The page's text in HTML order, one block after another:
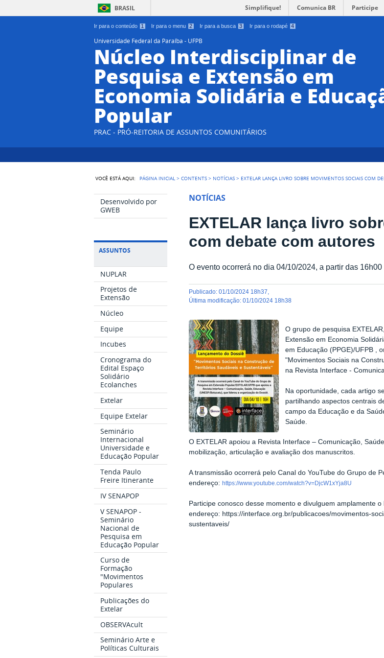
Ir para o conteúdo 1 Ir para o menu 2 Ir para a busca 3 Ir para o rodapé 4
BRASIL Simplifique! Comunica BR Participe
Universidade Federal da Paraíba - UFPB
Núcleo Interdisciplinar de
Pesquisa e Extensão em
Economia Solidária e
Popular
PRAC - PRÓ-REITORIA DE ASSUNTOS COMUNITÁRIOS
VOCÊ ESTÁ AQUI: PÁGINA INICIAL >CONTENTS > NOTÍCIAS > EXTELAR LANÇA LIVRO SOBRE MOVIMENTOS SOCIAIS COM
Desenvolvido por
GWEB
ASSUNTOS
NUPLAR
Projetos de
Extensão
Núcleo
Equipe
Incubes
Cronograma do
Edital Espaço
Solidário
Ecolanches
Extelar
Equipe Extelar
Seminário
Internacional
Universidade e
Educação Popular
Tenda Paulo
Freire Itinerante
IV SENAPOP
V SENAPOP -
Seminário
Nacional de
Pesquisa em
Educação Popular
Curso de
Formação
"Movimentos
Populares
Publicações do
Extelar
OBSERVAcult
Seminário Arte e
Políticas Culturais
NOTÍCIAS
EXTELAR lança livro
com debate com autores
O evento ocorrerá no dia 04/10/2024, a partir das
publicado:01/10/2024 18h37
última modificação:01/10/2024 18h38
O grupo de pesquisa
Extensão em Economia
em Educação (PPGE)/UFPB ,
"Movimentos Sociais na
na Revista Interface -
Na oportunidade, cada artigo
partilhando aspectos centrais
campo da Educação e da
Saúde.
O EXTELAR apoiou a Revista Interface – Comunicação,
mobilização, articulação e avaliação dos manuscritos.
A transmissão ocorrerá pelo Canal do YouTube do Grupo de
endereço:https://www.youtube.com/watch?v=DjcW1xYja8U
Participe conosco desse momento e divulguem amplamente
endereço: https://interface.org.br/publicacoes/movimentos-
sustentaveis/